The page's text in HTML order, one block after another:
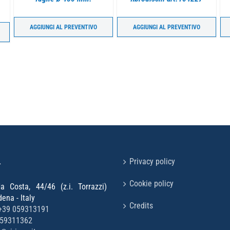
AGGIUNGI AL PREVENTIVO AGGIUNGI AL PREVENTIVO
Costa, 44/46 (z.i. Torrazzi)
- Italy
059313191
Privacy policy
Cookie policy
Credits